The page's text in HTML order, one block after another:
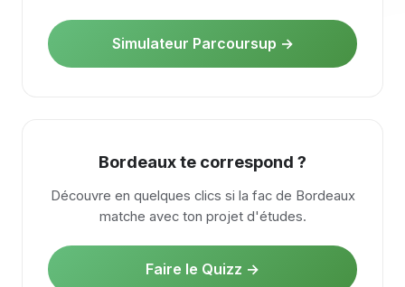
Simulateur Parcoursup →
Bordeaux te correspond ?
Découvre en quelques clics si la fac de Bordeaux
matche avec ton projet d'études.
Faire le Quizz →